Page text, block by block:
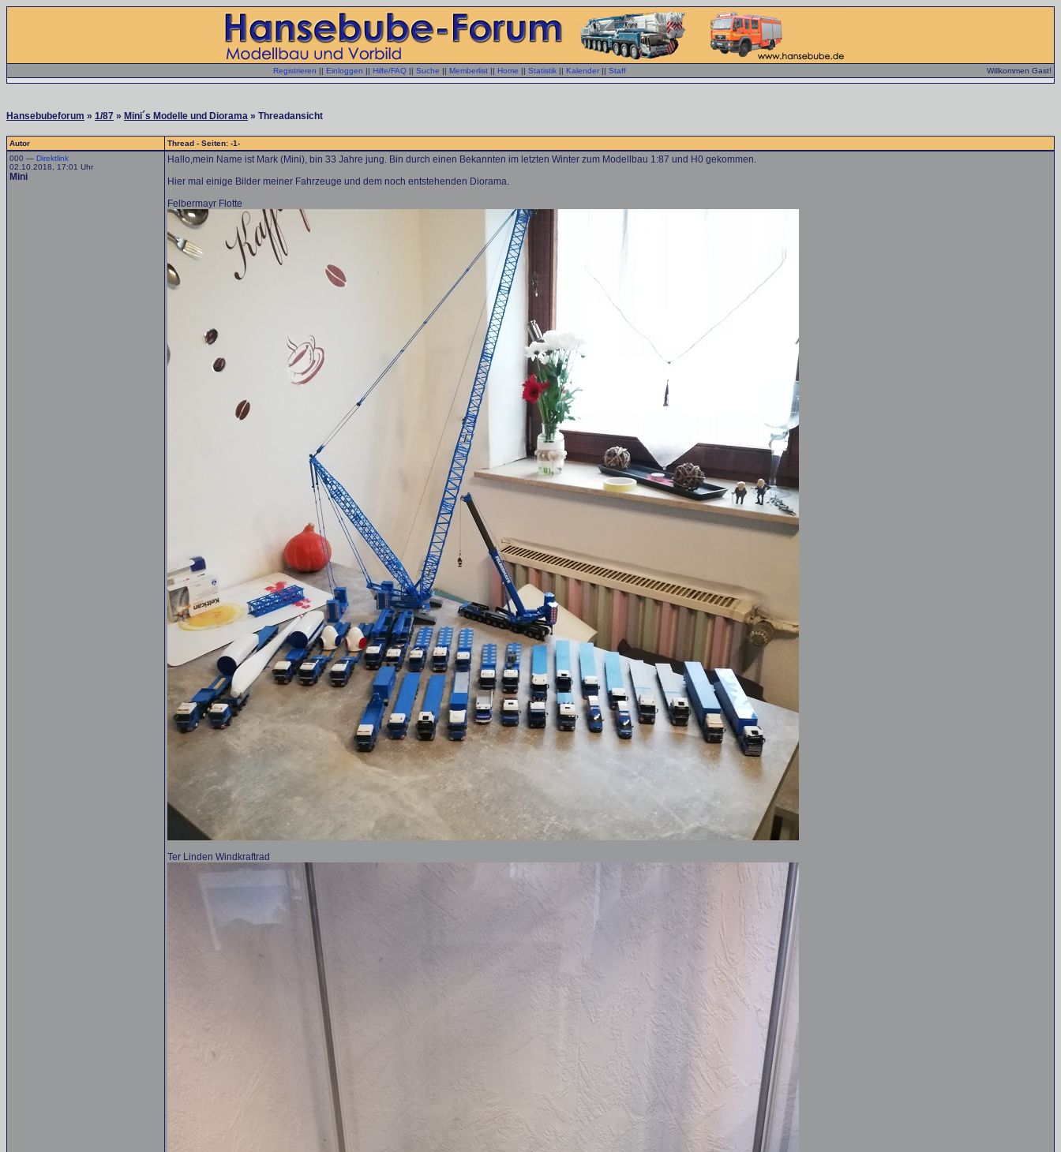
Registrieren || Einloggen || Hilfe/FAQ || Suche || Memberlist || Home || Statistik || Kalender || Staff Willkommen Gast!
Hansebubeforum » 1/87 » Mini´s Modelle und Diorama » Threadansicht
Autor
Thread - Seiten: -1-
000 — Direktlink
02.10.2018, 17:01 Uhr
Mini
Hallo,mein Name ist Mark (Mini), bin 33 Jahre jung. Bin durch einen Bekannten im letzten Winter zum Modellbau 1:87 und H0 gekommen.
Hier mal einige Bilder meiner Fahrzeuge und dem noch entstehenden Diorama.
Felbermayr Flotte
Ter Linden Windkraftrad